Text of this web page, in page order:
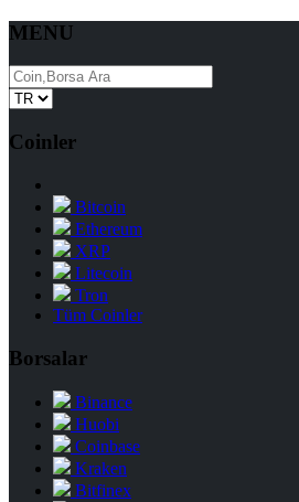
MENU
Coinler
Bitcoin
Ethereum
XRP
Litecoin
Tron
Tüm Coinler
Borsalar
Binance
Huobi
Coinbase
Kraken
Bitfinex